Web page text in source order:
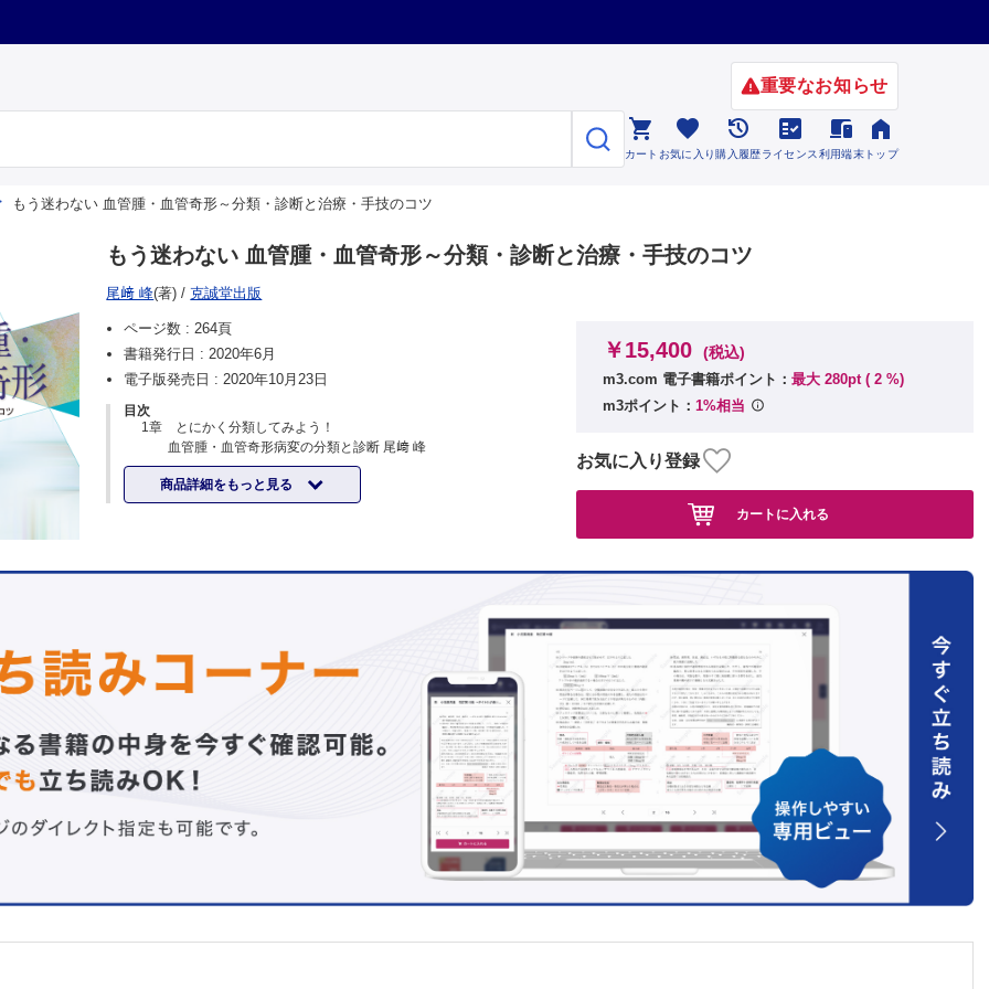
重要なお知らせ

カート

お気に入り

購入履歴

ライセンス

利用端末

トップ
もう迷わない 血管腫・血管奇形～分類・診断と治療・手技のコツ
もう迷わない 血管腫・血管奇形～分類・診断と治療・手技のコツ
尾﨑 峰(著) /克誠堂出版
ページ数 :264頁
書籍発行日 :2020年6月
電子版発売日 :2020年10月23日
目次
1章 とにかく分類してみよう！
血管腫・血管奇形病変の分類と診断 尾﨑 峰
2章 治療法総論
I．手術療法―昔ながらの標準的治療法― 尾﨑 峰
A. 「血管腫切除術」における一般的注意点 B. 血管腫切除術に
成績
H. 合併症 おわりに
1．βブロッカー，ステロイド，シロリムス 小関 道夫
A. βブロッカー(プロプラノロール） B. ステロイド C. シ
2．漢方薬 小川 恵子
A. リンパ管奇形 B. 静脈奇形 C. LM・VM合併例 まとめ
IV．レーザー治療―機器の進歩に期待― 河野 太郎
A. ヘモグロビン B. 血管病変に対するレーザー治療の歴史
C. 血管病変に対するレーザー治療のパラメーター
D. その他の血管病変に対するレーザー治療 まとめ
V．保存療法(圧迫・装具など)―結構，効きます！― 杠 俊介
療法 C. 圧迫療法の実際
商品詳細をもっと見る
￥15,400 (税込)
m3.com 電子書籍ポイント： 最大 280pt ( 2 %)
m3ポイント： 1%相当
お気に入り登録
カートに入れる